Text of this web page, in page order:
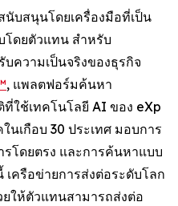
นับสนุนโดยเครื่องมือที่เป็น
โดยตัวแทน สำหรับ
ความเป็นจริงของธุรกิจ
, แพลตฟอร์มค้นหา
ใช้เทคโนโลยี AI ของ eXp
เกือบ 30 ประเทศ มอบการ
รโดยตรง และการค้นหาแบบ
ครือข่ายการส่งต่อระดับโลก
ให้ตัวแทนสามารถส่งต่อ